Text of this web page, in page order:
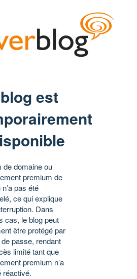
est
de domaine ou
premium de
pas été
ce qui explique
Dans
cas, le blog peut
être protégé par
passe, rendant
limité tant que
premium n’a
réactivé.